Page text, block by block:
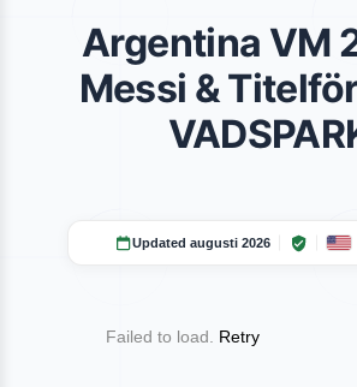
Argentina VM
Messi &
Updated augusti 2026
Failed to load. Retry